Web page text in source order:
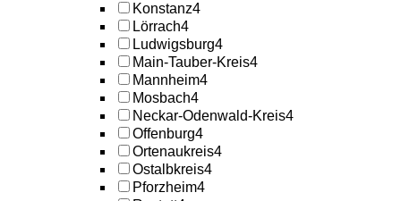
Konstanz4
Lörrach4
Ludwigsburg4
Main-Tauber-Kreis4
Mannheim4
Mosbach4
Neckar-Odenwald-Kreis4
Offenburg4
Ortenaukreis4
Ostalbkreis4
Pforzheim4